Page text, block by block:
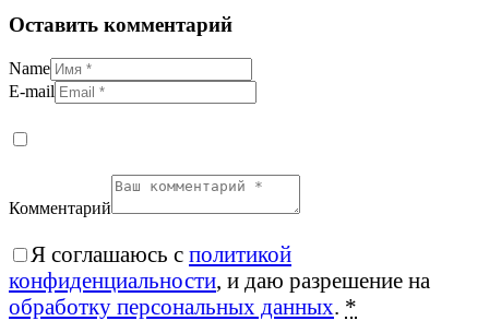
Оставить комментарий
Name
E-mail
Комментарий
Я соглашаюсь с политикой
конфиденциальности, и даю разрешение на
обработку персональных данных. *